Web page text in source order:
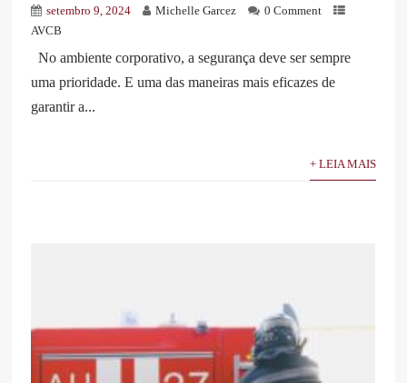
setembro 9, 2024 Michelle Garcez
0 Comment
AVCB
No ambiente corporativo, a segurança deve ser sempre
uma prioridade. E uma das maneiras mais eficazes de
garantir a...
+ LEIA MAIS